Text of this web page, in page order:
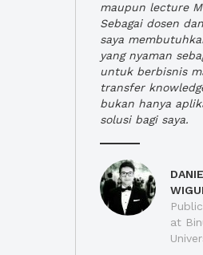
maupun lecture
Sebagai dosen
saya
yang nyaman
untuk berbisnis
transfer
bukan hanya
solusi bagi saya.
at